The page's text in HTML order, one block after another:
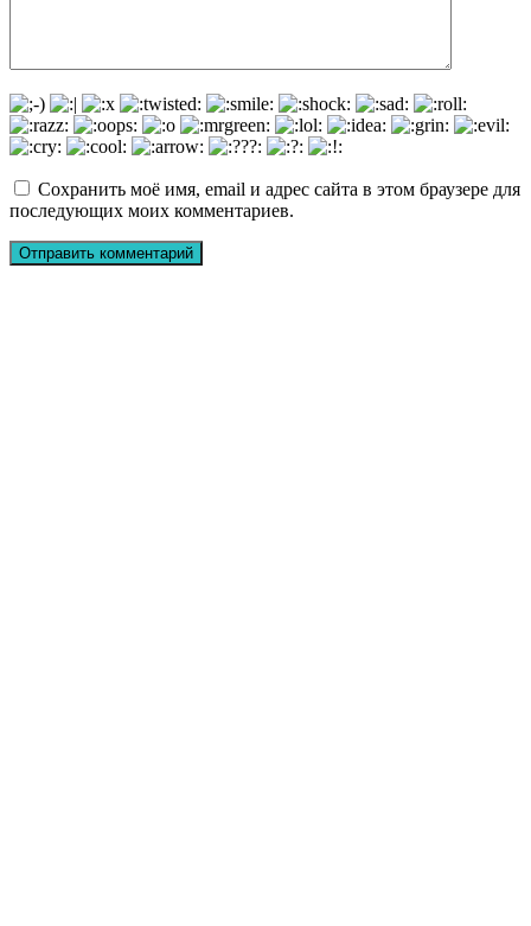
Сохранить моё имя, email и адрес сайта в этом браузере для
последующих моих комментариев.